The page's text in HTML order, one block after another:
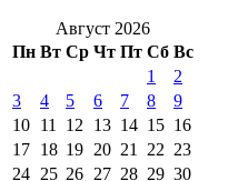
Август 2026
Пн Вт Ср Чт Пт Сб Вс
1
2
3
4 5 6 7 8
9
10 11 12 13 14 15 16
17 18 19 20 21 22 23
24 25 26 27 28 29 30